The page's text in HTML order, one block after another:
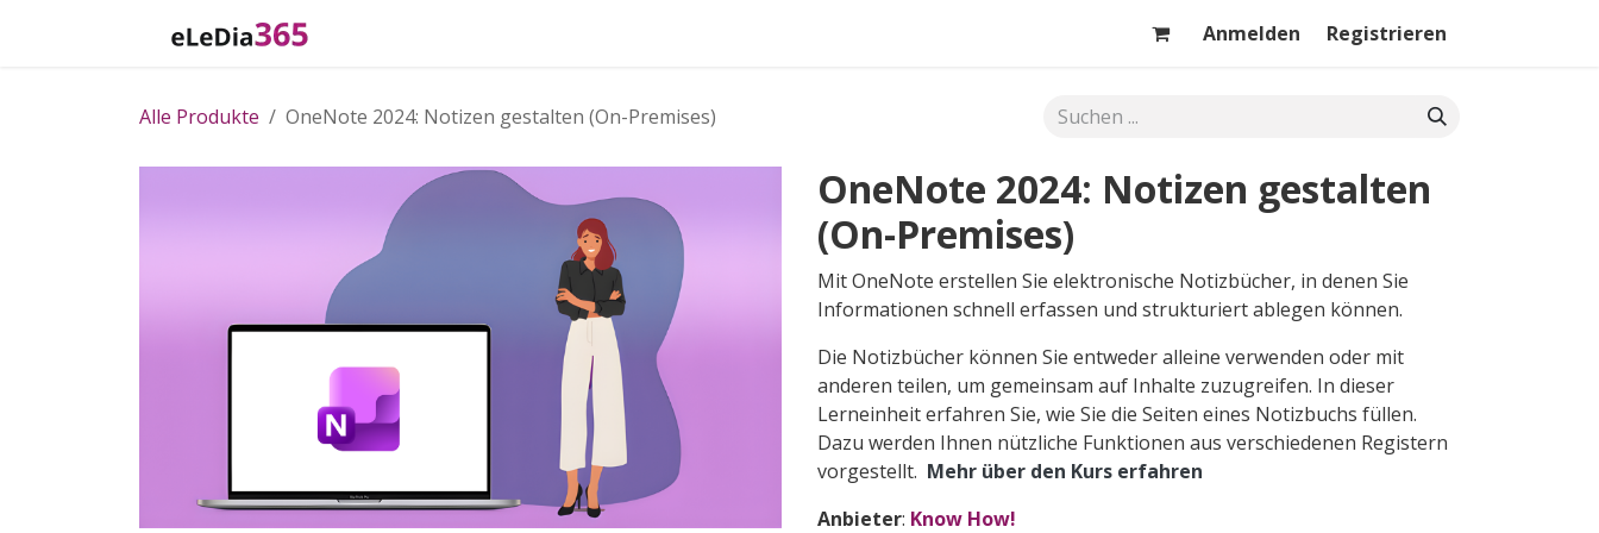
Anmelden Registrieren
Alle Produkte OneNote 2024: Notizen gestalten (On-Premises)
OneNote 2024: Notizen gestalten
(On-Premises)
Mit OneNote erstellen Sie elektronische Notizbücher, in denen Sie
Informationen schnell erfassen und strukturiert ablegen können.
Die Notizbücher können Sie entweder alleine verwenden oder mit
anderen teilen, um gemeinsam auf Inhalte zuzugreifen. In dieser
Lerneinheit erfahren Sie, wie Sie die Seiten eines Notizbuchs füllen.
Dazu werden Ihnen nützliche Funktionen aus verschiedenen Registern
vorgestellt. Mehr über den Kurs erfahren
Anbieter: Know How!